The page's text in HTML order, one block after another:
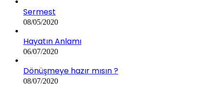
Sermest
08/05/2020
Hayatın Anlamı
06/07/2020
Dönüşmeye hazır mısın ?
08/07/2020